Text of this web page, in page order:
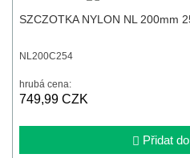
SZCZOTKA NYLON NL 200mm
NL200C254
hrubá cena:
749,99 CZK
Přidat